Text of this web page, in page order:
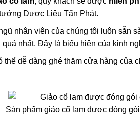
Dược Liệu Tấn Phát.
nhân viên của chúng tôi luôn sẵn
nhất. Đây là biểu hiện của kinh
thể dễ dàng ghé thăm cửa hàng của
Sản phẩm giảo cổ lam được đóng